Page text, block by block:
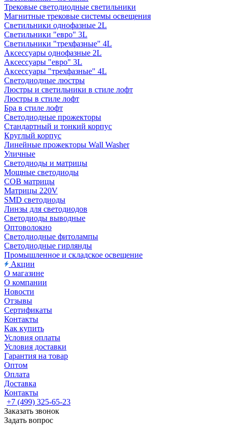
Трековые светодиодные светильники
Магнитные трековые системы освещения
Светильники однофазные 2L
Светильники "евро" 3L
Светильники "трехфазные" 4L
Аксессуары однофазные 2L
Аксессуары "евро" 3L
Аксессуары "трехфазные" 4L
Светодиодные люстры
Люстры и светильники в стиле лофт
Люстры в стиле лофт
Бра в стиле лофт
Светодиодные прожекторы
Стандартный и тонкий корпус
Круглый корпус
Линейные прожекторы Wall Washer
Уличные
Светодиоды и матрицы
Мощные светодиоды
COB матрицы
Матрицы 220V
SMD светодиоды
Линзы для светодиодов
Светодиоды выводные
Оптоволокно
Светодиодные фитолампы
Светодиодные гирлянды
Промышленное и складское освещение
Акции
О магазине
О компании
Новости
Отзывы
Сертификаты
Контакты
Как купить
Условия оплаты
Условия доставки
Гарантия на товар
Оптом
Оплата
Доставка
Контакты
+7 (499) 325-65-23
Заказать звонок
Задать вопрос